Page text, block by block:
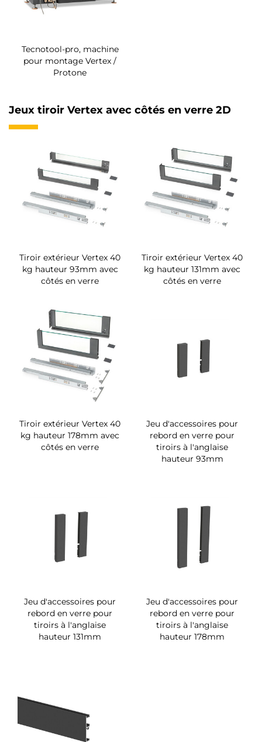
Tecnotool-pro, machine
pour montage Vertex /
Protone
Jeux tiroir Vertex avec côtés en verre 2D
Tiroir extérieur Vertex 40
kg hauteur 93mm avec
côtés en verre
Tiroir extérieur Vertex 40
kg hauteur 131mm avec
côtés en verre
Tiroir extérieur Vertex 40
kg hauteur 178mm avec
côtés en verre
Jeu d'accessoires pour
rebord en verre pour
tiroirs à l'anglaise
hauteur 93mm
Jeu d'accessoires pour
rebord en verre pour
tiroirs à l'anglaise
hauteur 131mm
Jeu d'accessoires pour
rebord en verre pour
tiroirs à l'anglaise
hauteur 178mm